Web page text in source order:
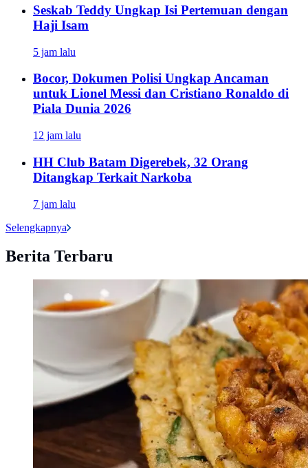
Seskab Teddy Ungkap Isi Pertemuan dengan
Haji Isam
5 jam lalu
Bocor, Dokumen Polisi Ungkap Ancaman
untuk Lionel Messi dan Cristiano Ronaldo di
Piala Dunia 2026
12 jam lalu
HH Club Batam Digerebek, 32 Orang
Ditangkap Terkait Narkoba
7 jam lalu
Selengkapnya
Berita Terbaru